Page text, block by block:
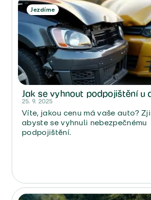
Jezdíme
Jak se vyhnout podpojištění u
25. 9. 2025
Víte, jakou cenu má vaše auto?
abyste se vyhnuli nebezpečnému
podpojištění.